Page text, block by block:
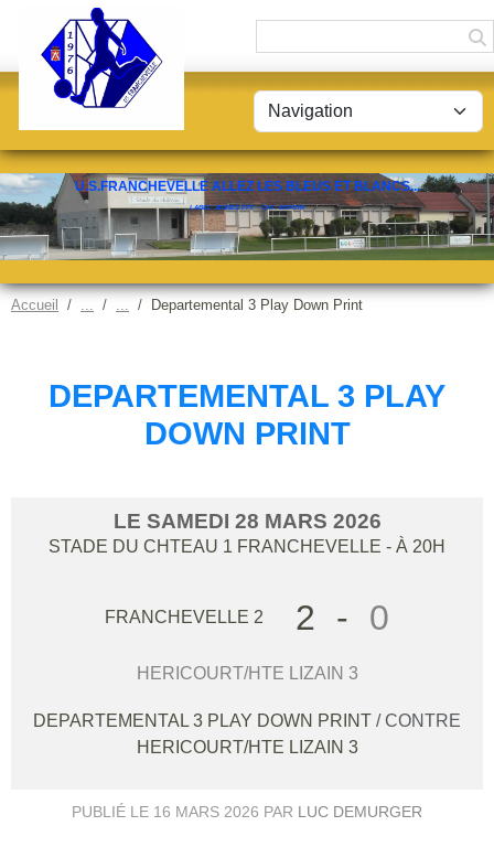
U.S.FRANCHEVELLE ALLEZ LES BLEUS ET BLANCS...
LABEL JEUNES FFF - CAT. ESPOIR
Accueil Departemental 3 Play Down Print
DEPARTEMENTAL 3 PLAY
DOWN PRINT
LE SAMEDI 28 MARS 2026
STADE DU CHTEAU 1 FRANCHEVELLE - À 20H
FRANCHEVELLE 2 2 - 0
HERICOURT/HTE LIZAIN 3
DEPARTEMENTAL 3 PLAY DOWN PRINT / CONTRE
HERICOURT/HTE LIZAIN 3
PUBLIÉ LE 16 MARS 2026 PAR LUC DEMURGER
Panneau de gestion des cookies